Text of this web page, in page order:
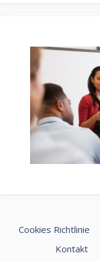
Cookies Richtlinie
Kontakt